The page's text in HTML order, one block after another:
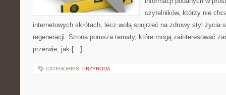
czytelników, którzy nie
internetowych skrótach, lecz wolą spojrzeć na zdrowy styl życia
regeneracji. Strona porusza tematy, które mogą zainteresować
przerwie, jak […]
CATEGORIES: PRZYRODA